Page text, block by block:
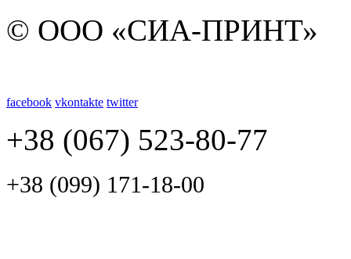
© ООО «СИА-ПРИНТ»
facebook vkontakte twitter
+38 (067) 523-80-77
+38 (099) 171-18-00